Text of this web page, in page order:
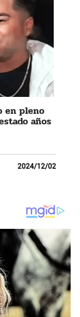
en pleno
años
2024/12/02